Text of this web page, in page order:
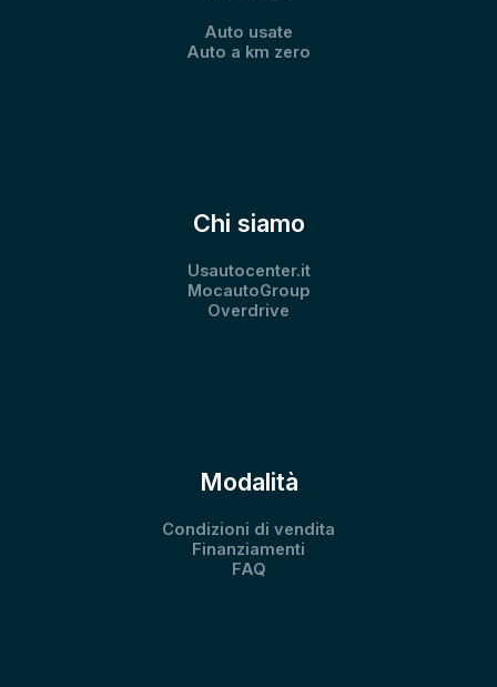
Auto usate
Auto a km zero
Chi siamo
Usautocenter.it
MocautoGroup
Overdrive
Modalità
Condizioni di vendita
Finanziamenti
FAQ